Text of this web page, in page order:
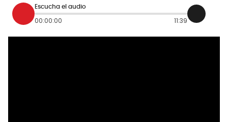
Escucha el audio
00:00:00 11:39